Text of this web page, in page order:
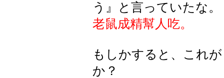
う』と言っていたな。
老鼠成精幫人吃。
もしかすると、これ
か？